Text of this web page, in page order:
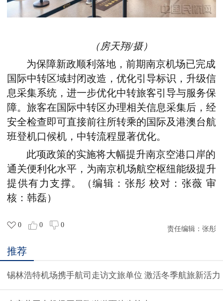
（房天翔/摄）
为保障新政顺利落地，前期南京机场已完成
国际中转区域封闭改造，优化引导标识，升级信
息采集系统，进一步优化中转旅客引导与服务保
障。 旅客在国际中转区办理相关信息采集后 ， 经
安全检查即可 直接前往所转乘的 国际及港澳台航
班登机口候机 ，中转流程显著优化。
此项政策的实施将大幅提升南京空港口岸的
通关便利化水平，为南京机场航空枢纽能级提升
提供有力支撑。（编辑：张彤 校对：张薇 审
核：韩磊）
0 0 0
责任编辑： 张彤
推荐
锡林浩特机场携手航司走访文旅单位 激活冬季航旅新活力